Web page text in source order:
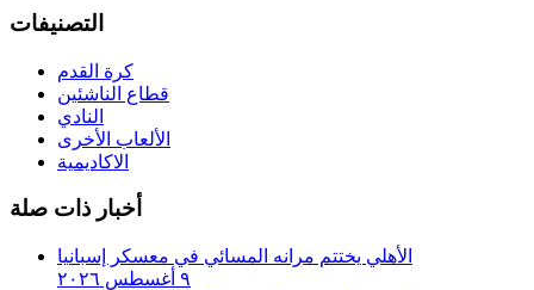
التصنيفات
كرة القدم
قطاع الناشئين
النادي
الألعاب الأخرى
الاكاديمية
أخبار ذات صلة
الأهلي يختتم مرانه المسائي في معسكر إسبانيا
٩ أغسطس ٢٠٢٦